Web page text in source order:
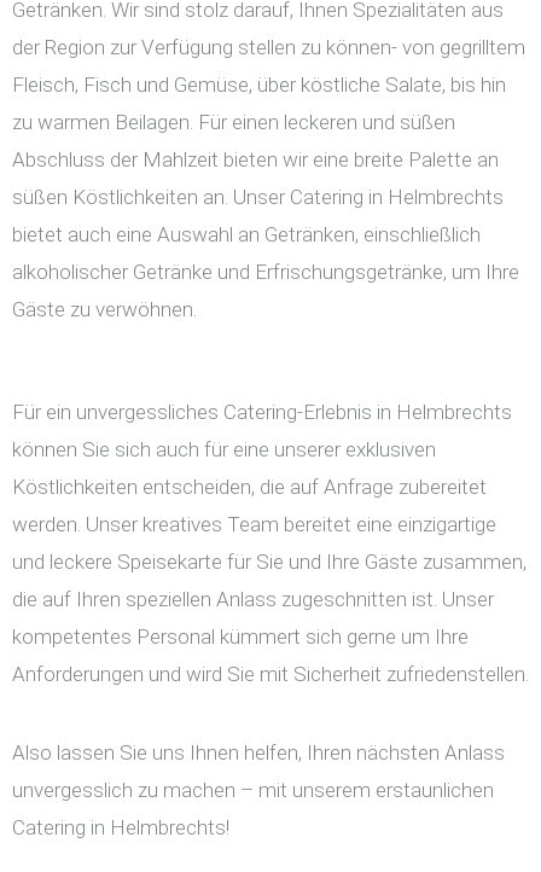
Getränken. Wir sind stolz darauf, Ihnen Spezialitäten aus
der Region zur Verfügung stellen zu können- von gegrilltem
Fleisch, Fisch und Gemüse, über köstliche Salate, bis hin
zu warmen Beilagen. Für einen leckeren und süßen
Abschluss der Mahlzeit bieten wir eine breite Palette an
süßen Köstlichkeiten an. Unser Catering in Helmbrechts
bietet auch eine Auswahl an Getränken, einschließlich
alkoholischer Getränke und Erfrischungsgetränke, um Ihre
Gäste zu verwöhnen.
Für ein unvergessliches Catering-Erlebnis in Helmbrechts
können Sie sich auch für eine unserer exklusiven
Köstlichkeiten entscheiden, die auf Anfrage zubereitet
werden. Unser kreatives Team bereitet eine einzigartige
und leckere Speisekarte für Sie und Ihre Gäste zusammen,
die auf Ihren speziellen Anlass zugeschnitten ist. Unser
kompetentes Personal kümmert sich gerne um Ihre
Anforderungen und wird Sie mit Sicherheit zufriedenstellen.
Also lassen Sie uns Ihnen helfen, Ihren nächsten Anlass
unvergesslich zu machen – mit unserem erstaunlichen
Catering in Helmbrechts!